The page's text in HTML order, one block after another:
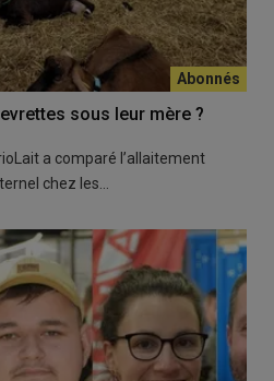
sous leur mère ?
a comparé l’allaitement
chez les…